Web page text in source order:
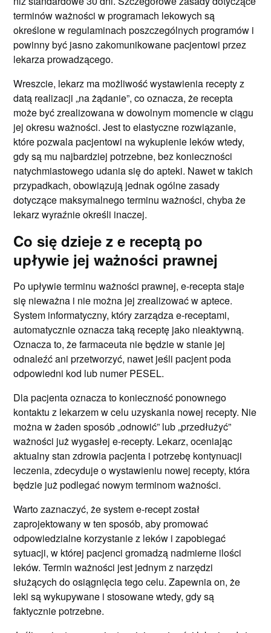
terminów ważności w programach lekowych są
określone w regulaminach poszczególnych programów i
powinny być jasno zakomunikowane pacjentowi przez
lekarza prowadzącego.
Wreszcie, lekarz ma możliwość wystawienia recepty z
datą realizacji „na żądanie”, co oznacza, że recepta
może być zrealizowana w dowolnym momencie w ciągu
jej okresu ważności. Jest to elastyczne rozwiązanie,
które pozwala pacjentowi na wykupienie leków wtedy,
gdy są mu najbardziej potrzebne, bez konieczności
natychmiastowego udania się do apteki. Nawet w takich
przypadkach, obowiązują jednak ogólne zasady
dotyczące maksymalnego terminu ważności, chyba że
lekarz wyraźnie określi inaczej.
Co się dzieje z e receptą po
upływie jej ważności prawnej
Po upływie terminu ważności prawnej, e-recepta staje
się nieważna i nie można jej zrealizować w aptece.
System informatyczny, który zarządza e-receptami,
automatycznie oznacza taką receptę jako nieaktywną.
Oznacza to, że farmaceuta nie będzie w stanie jej
odnaleźć ani przetworzyć, nawet jeśli pacjent poda
odpowiedni kod lub numer PESEL.
Dla pacjenta oznacza to konieczność ponownego
kontaktu z lekarzem w celu uzyskania nowej recepty. Nie
można w żaden sposób „odnowić” lub „przedłużyć”
ważności już wygasłej e-recepty. Lekarz, oceniając
aktualny stan zdrowia pacjenta i potrzebę kontynuacji
leczenia, zdecyduje o wystawieniu nowej recepty, która
będzie już podlegać nowym terminom ważności.
Warto zaznaczyć, że system e-recept został
zaprojektowany w ten sposób, aby promować
odpowiedzialne korzystanie z leków i zapobiegać
sytuacji, w której pacjenci gromadzą nadmierne ilości
leków. Termin ważności jest jednym z narzędzi
służących do osiągnięcia tego celu. Zapewnia on, że
leki są wykupywane i stosowane wtedy, gdy są
faktycznie potrzebne.